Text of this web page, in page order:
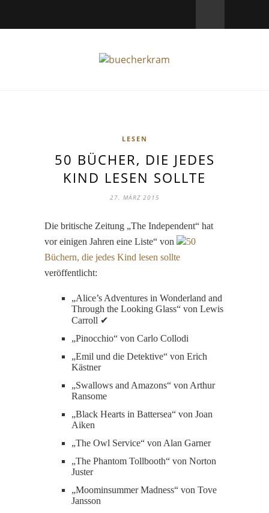
LESEN
50 BÜCHER, DIE JEDES
KIND LESEN SOLLTE
27. MÄRZ 2015
Die britische Zeitung „The Independent“ hat
vor einigen Jahren eine Liste“ von
50
Büchern, die jedes Kind lesen sollte
veröffentlicht:
„Alice’s Adventures in Wonderland and
Through the Looking Glass“ von Lewis
Carroll ✔
„Pinocchio“ von Carlo Collodi
„Emil und die Detektive“ von Erich
Kästner
„Swallows and Amazons“ von Arthur
Ransome
„Black Hearts in Battersea“ von Joan
Aiken
„The Owl Service“ von Alan Garner
„The Phantom Tollbooth“ von Norton
Juster
„Moominsummer Madness“ von Tove
Jansson